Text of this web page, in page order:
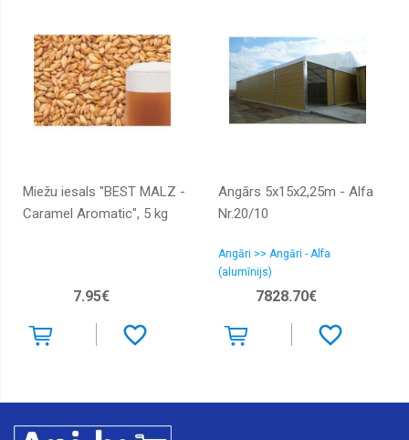
Miežu iesals "BEST MALZ -
Caramel Aromatic", 5 kg
7.95€
Angārs 5x15x2,25m - Alfa
Nr.20/10
Angāri >> Angāri - Alfa
(alumīnijs)
7828.70€